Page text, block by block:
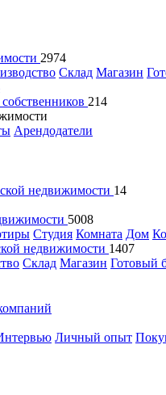
2974
Склад Магазин
214
Арендодатели
недвижимости 14
5008
Студия Комната Дом
недвижимости 1407
Склад Магазин Готовый
Личный опыт